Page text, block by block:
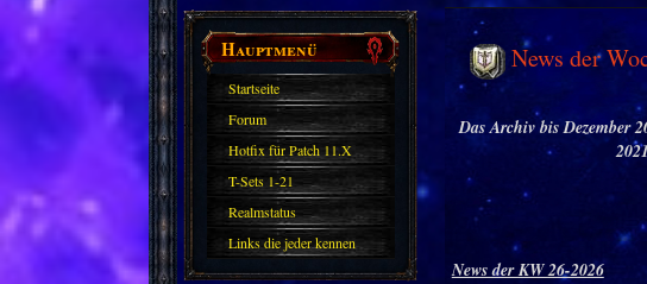
Hauptmenü
Startseite
Forum
Hotfix für Patch 11.X
T-Sets 1-21
Realmstatus
Links die jeder kennen
sollte?! Oder nicht?
News der
Das Archiv bis Dezember
2021
News der KW 26-2026